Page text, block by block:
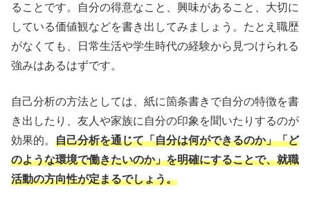
ることです。自分の得意なこと、興味があること、大切に
している価値観などを書き出してみましょう。たとえ職歴
がなくても、日常生活や学生時代の経験から見つけられる
強みはあるはずです。
自己分析の方法としては、紙に箇条書きで自分の特徴を書
き出したり、友人や家族に自分の印象を聞いたりするのが
効果的。 自己分析を通じて「自分は何ができるのか」「ど
のような環境で働きたいのか」を明確にすることで、就職
活動の方向性が定まるでしょう。